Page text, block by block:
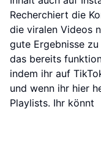
Recherchiert die
die viralen Videos
gute Ergebnisse
das bereits
indem ihr auf
und wenn ihr hier
Playlists. Ihr könnt